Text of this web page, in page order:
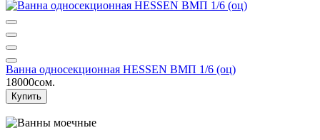
Ванна односекционная HESSEN ВМП 1/6 (оц)
18000сом.
Купить